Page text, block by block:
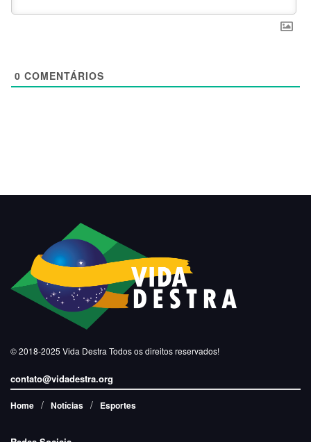
0 COMENTÁRIOS
© 2018-2025 Vida Destra Todos os direitos reservados!
contato@vidadestra.org
Home Notícias Esportes